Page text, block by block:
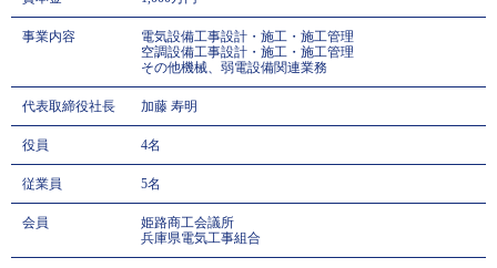
事業内容
電気設備工事設計・施工・施工管理
空調設備工事設計・施工・施工管理
その他機械、弱電設備関連業務
代表取締役社長 加藤 寿明
役員 4名
従業員 5名
会員
姫路商工会議所
兵庫県電気工事組合